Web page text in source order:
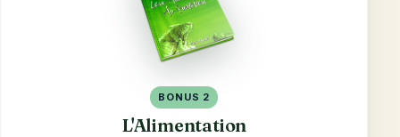
BONUS 2
L'Alimentation